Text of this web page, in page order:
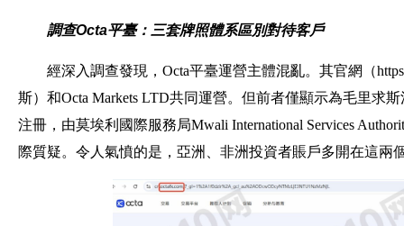
調查Octa平臺：三套牌照體系區別對待客戶
經深入調查發現，Octa平臺運營主體混亂。其官網（
斯）和Octa Markets LTD共同運營。但前者僅顯示為毛里求
注冊，由莫埃利國際服務局Mwali International Services
際質疑。令人氣憤的是，亞洲、非洲投資者賬戶多開在這兩